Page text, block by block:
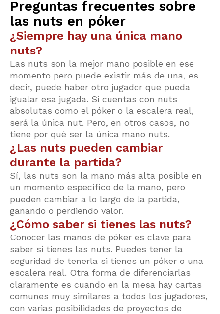
Preguntas frecuentes sobre
las nuts en póker
¿Siempre hay una única mano
nuts?
Las nuts son la mejor mano posible en ese
momento pero puede existir más de una, es
decir, puede haber otro jugador que pueda
igualar esa jugada. Si cuentas con nuts
absolutas como el póker o la escalera real,
será la única nut. Pero, en otros casos, no
tiene por qué ser la única mano nuts.
¿Las nuts pueden cambiar
durante la partida?
Sí, las nuts son la mano más alta posible en
un momento específico de la mano, pero
pueden cambiar a lo largo de la partida,
ganando o perdiendo valor.
¿Cómo saber si tienes las nuts?
Conocer las manos de póker es clave para
saber si tienes las nuts. Puedes tener la
seguridad de tenerla si tienes un póker o una
escalera real. Otra forma de diferenciarlas
claramente es cuando en la mesa hay cartas
comunes muy similares a todos los jugadores,
con varias posibilidades de proyectos de